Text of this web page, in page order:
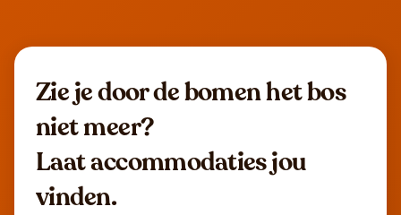
Zie je door de bomen het bos
niet meer?
Laat accommodaties jou
vinden.